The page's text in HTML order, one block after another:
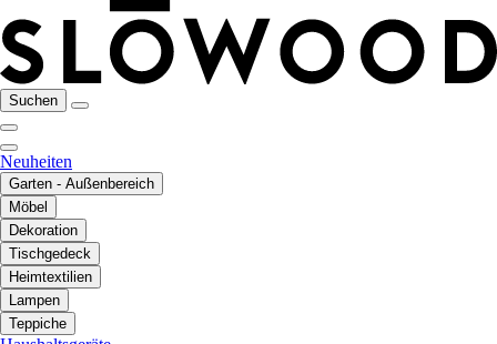
Suchen
Neuheiten
Garten - Außenbereich
Möbel
Dekoration
Tischgedeck
Heimtextilien
Lampen
Teppiche